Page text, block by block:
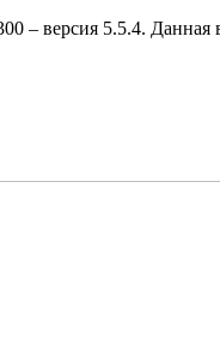
– версия 5.5.4. Данная